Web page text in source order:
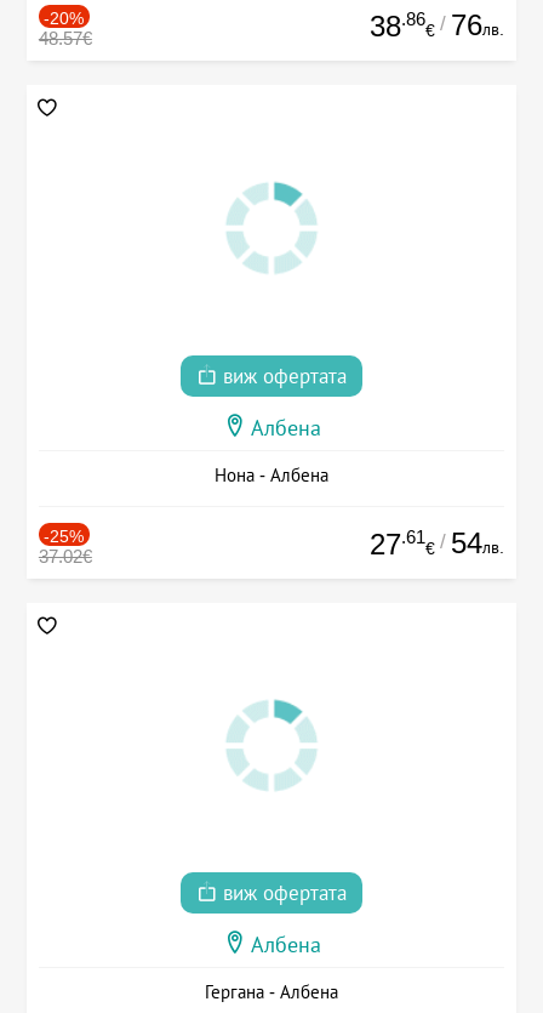
-20%
48.57€ 38.86
€ / 76лв.
виж офертата
Албена
Нона - Албена
-25%
37.02€ 27.61
€ / 54лв.
виж офертата
Албена
Гергана - Албена